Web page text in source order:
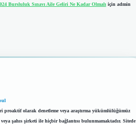
Bursluluk Sınavı Aile Geliri Ne Kadar Olmalıiçin admin
proaktif olarak denetleme veya araştırma yükümlülüğümüz
şahıs şirketi ile hiçbir bağlantısı bulunmamaktadır. Sitede